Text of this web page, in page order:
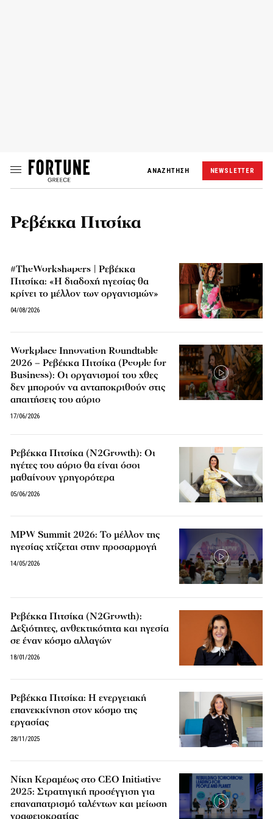
ΑΝΑΖΗΤΗΣΗ NEWSLETTER
Ρεβέκκα Πιτσίκα
#TheWorkshapers | Ρεβέκκα
Πιτσίκα: «Η διαδοχή ηγεσίας θα
κρίνει το μέλλον των οργανισμών»
04/08/2026
Workplace Innovation Roundtable
2026 – Ρεβέκκα Πιτσίκα (People for
Business): Οι οργανισμοί του χθες
δεν μπορούν να ανταποκριθούν στις
απαιτήσεις του αύριο
17/06/2026
Ρεβέκκα Πιτσίκα (N2Growth): Οι
ηγέτες του αύριο θα είναι όσοι
μαθαίνουν γρηγορότερα
05/06/2026
MPW Summit 2026: Το μέλλον της
ηγεσίας χτίζεται στην προσαρμογή
14/05/2026
Ρεβέκκα Πιτσίκα (N2Growth):
Δεξιότητες, ανθεκτικότητα και ηγεσία
σε έναν κόσμο αλλαγών
18/01/2026
Ρεβέκκα Πιτσίκα: Η ενεργειακή
επανεκκίνηση στον κόσµο της
εργασίας
28/11/2025
Νίκη Κεραμέως στο CEO Initiative
2025: Στρατηγική προσέγγιση για
επαναπατρισμό ταλέντων και μείωση
γραφειοκρατίας